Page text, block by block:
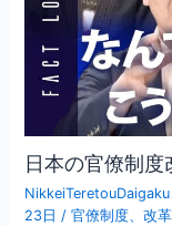
日本の官僚制
NikkeiTeretouDaigaku
23日 /官僚制度 、改革